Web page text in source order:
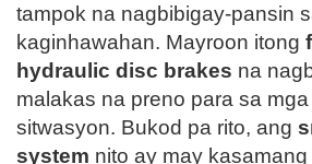
tampok na nagbibigay-pansin
kaginhawahan. Mayroon itong
hydraulic disc brakes na
malakas na preno para sa
sitwasyon. Bukod pa rito, ang
system nito ay may